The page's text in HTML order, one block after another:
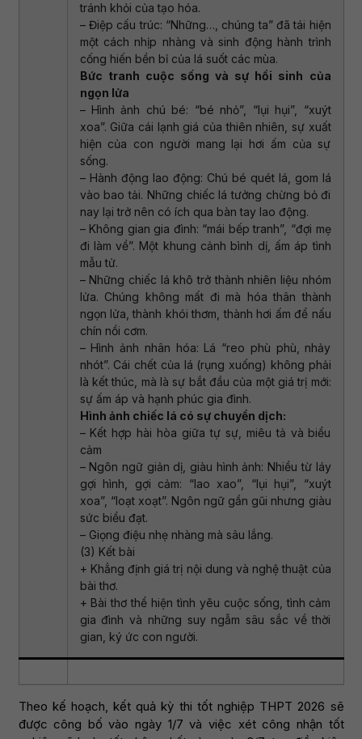
tránh khỏi của tạo hóa.
– Điệp cấu trúc: “Những…, chúng ta” đã tái hiện
một cách nhịp nhàng và sinh động hành trình
cống hiến bền bỉ của lá suốt các mùa.
Bức tranh cuộc sống và sự hồi sinh của
ngọn lửa
– Hình ảnh chú bé: “bé nhỏ”, “lụi hụi”, “xuýt
xoa”. Giữa cái lạnh giá của thiên nhiên, sự xuất
hiện của con người mang lại hơi ấm của sự
sống.
– Hành động lao động: Chú bé quét lá, gom lá
vào bao tải. Những chiếc lá tưởng chừng bỏ đi
nay lại trở nên có ích qua bàn tay lao động.
– Không gian gia đình: “mái bếp tranh”, “đợi mẹ
đi làm về”. Một khung cảnh bình dị, ấm áp tình
mẫu tử.
– Những chiếc lá khô trở thành nhiên liệu nhóm
lửa. Chúng không mất đi mà hóa thân thành
ngọn lửa, thành khói thơm, thành hơi ấm để nấu
chín nồi cơm.
– Hình ảnh nhân hóa: Lá “reo phù phù, nhảy
nhót”. Cái chết của lá (rụng xuống) không phải
là kết thúc, mà là sự bắt đầu của một giá trị mới:
sự ấm áp và hạnh phúc gia đình.
Hình ảnh chiếc lá có sự chuyển dịch:
– Kết hợp hài hòa giữa tự sự, miêu tả và biểu
cảm
– Ngôn ngữ giản dị, giàu hình ảnh: Nhiều từ láy
gợi hình, gợi cảm: “lao xao”, “lụi hụi”, “xuýt
xoa”, “loạt xoạt”. Ngôn ngữ gần gũi nhưng giàu
sức biểu đạt.
– Giọng điệu nhẹ nhàng mà sâu lắng.
(3) Kết bài
+ Khẳng định giá trị nội dung và nghệ thuật của
bài thơ.
+ Bài thơ thể hiện tình yêu cuộc sống, tình cảm
gia đình và những suy ngẫm sâu sắc về thời
gian, ký ức con người.
Theo kế hoạch, kết quả kỳ thi tốt nghiệp THPT 2026 sẽ
được công bố vào ngày 1/7 và việc xét công nhận tốt